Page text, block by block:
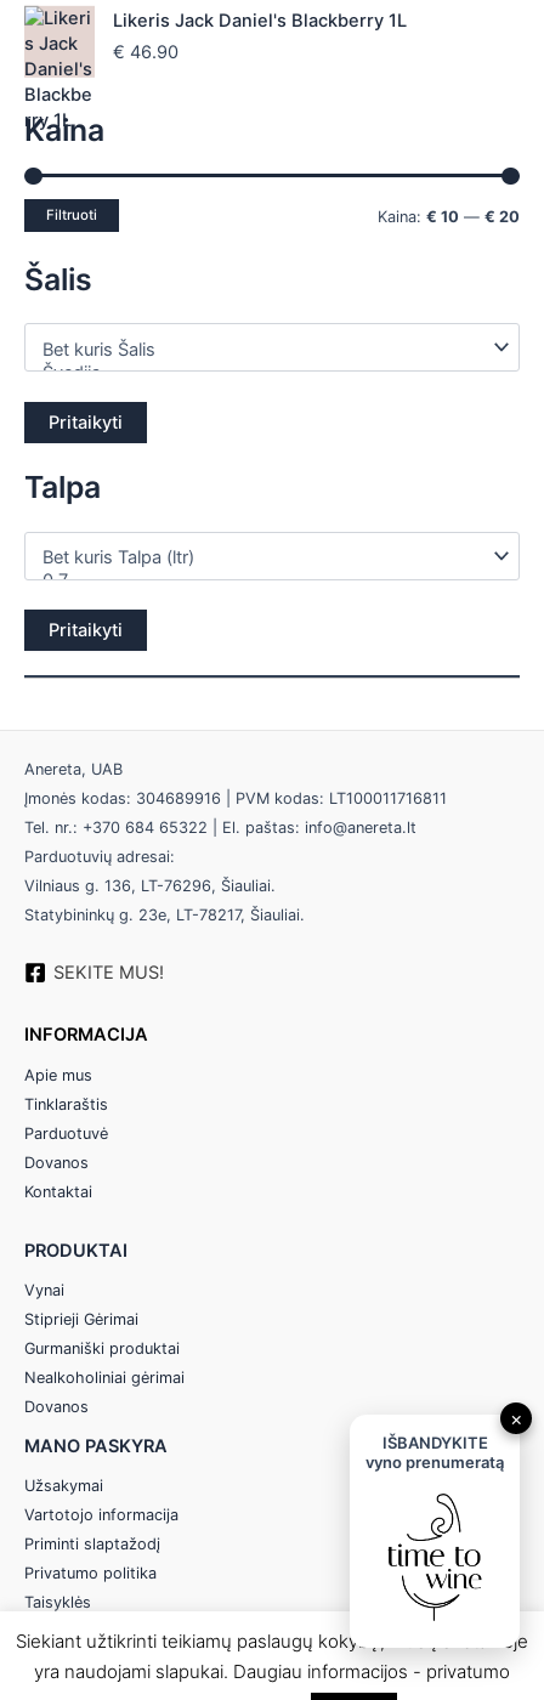
Likeris Jack Daniel's Blackberry 1L
€ 46.90
Kaina
Filtruoti Kaina: € 10 — € 20
Šalis
Pritaikyti
Talpa
Pritaikyti
Anereta, UAB
Įmonės kodas: 304689916 | PVM kodas: LT100011716811
Tel. nr.: +370 684 65322 | El. paštas: info@anereta.lt
Parduotuvių adresai:
Vilniaus g. 136, LT-76296, Šiauliai.
Statybininkų g. 23e, LT-78217, Šiauliai.
SEKITE MUS!
INFORMACIJA
Apie mus
Tinklaraštis
Parduotuvė
Dovanos
Kontaktai
PRODUKTAI
Vynai
Stiprieji Gėrimai
Gurmaniški produktai
Nealkoholiniai gėrimai
Dovanos
MANO PASKYRA
Užsakymai
Vartotojo informacija
Priminti slaptažodį
Privatumo politika
Taisyklės
© 2026 Anereta - Skonio Namai
Siekiant užtikrinti teikiamų paslaugų kokybę, mūsų svetainėje
yra naudojami slapukai. Daugiau informacijos - privatumo
×
IŠBANDYKITE
vyno prenumeratą